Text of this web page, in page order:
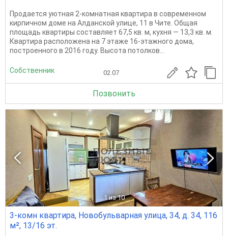
Продается уютная 2-комнатная квартира в современном
кирпичном доме на Алданской улице, 11 в Чите. Общая
площадь квартиры составляет 67,5 кв. м, кухня — 13,3 кв. м.
Квартира расположена на 7 этаже 16-этажного дома,
построенного в 2016 году. Высота потолков...
Собственник 02.07
Позвонить
1 из 10
3-комн квартира, Новобульварная улица, 34, д. 34, 116
м², 13/16 эт.